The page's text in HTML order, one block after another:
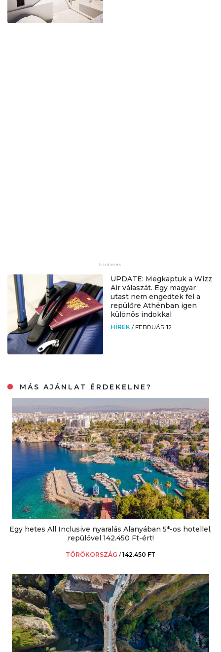
UPDATE: Megkaptuk a Wizz
Air válaszát. Egy magyar
utast nem engedtek fel a
repülőre Athénban igen
különös indokkal
HÍREK / FEBRUÁR 12.
MÁS AJÁNLAT ÉRDEKELNE?
Egy hetes All Inclusive nyaralás Alanyában 5*-os hotellel,
repülővel 142.450 Ft-ért!
TÖRÖKORSZÁG /142.450 FT